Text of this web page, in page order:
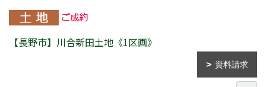
【長野市】川合新田土地《1区画》
資料請求